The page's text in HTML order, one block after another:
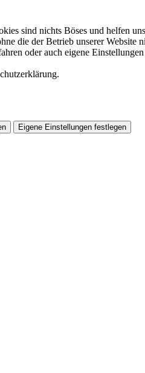
sind nichts Böses und helfen
die der Betrieb unserer Website
oder auch eigene
Eigene Einstellungen festlegen